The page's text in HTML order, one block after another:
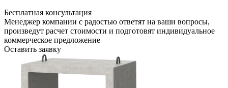
Бесплатная консультация
Менеджер компании с радостью ответят на ваши вопросы,
произведут расчет стоимости и подготовят индивидуальное
коммерческое предложение
Оставить заявку